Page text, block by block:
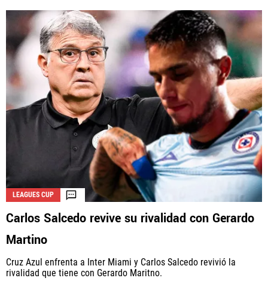
LEAGUES CUP
Carlos Salcedo revive su rivalidad con Gerardo
Martino
Cruz Azul enfrenta a Inter Miami y Carlos Salcedo revivió la
rivalidad que tiene con Gerardo Maritno.